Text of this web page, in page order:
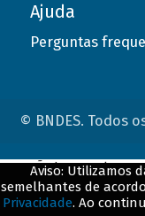
Ajuda
Perguntas
© BNDES. Todos
Aviso: Utilizamos
semelhantes de
Privacidade. Ao
ConteÃºdo
${title}${badge}